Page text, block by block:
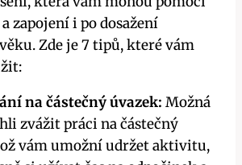
zapojení i po dosažení
Zde je 7 tipů, které vám
na částečný úvazek: Možná
zvážit práci na částečný
vám umožní udržet aktivitu,